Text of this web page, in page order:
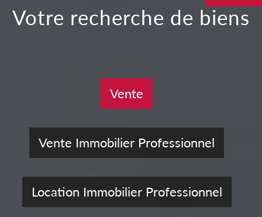
votre recherche de biens
Vente
Vente Immobilier Professionnel
Location Immobilier Professionnel